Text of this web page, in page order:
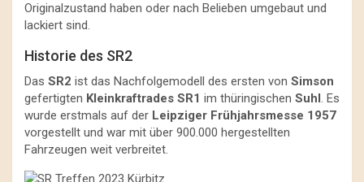
Originalzustand haben oder nach Belieben umgebaut und
lackiert sind.
Historie des SR2
Das SR2 ist das Nachfolgemodell des ersten von Simson
gefertigten Kleinkraftrades SR1 im thüringischen Suhl. Es
wurde erstmals auf der Leipziger Frühjahrsmesse 1957
vorgestellt und war mit über 900.000 hergestellten
Fahrzeugen weit verbreitet.